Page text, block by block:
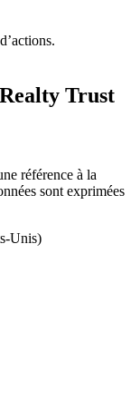
Trust
référence à la
sont exprimées
Unis)